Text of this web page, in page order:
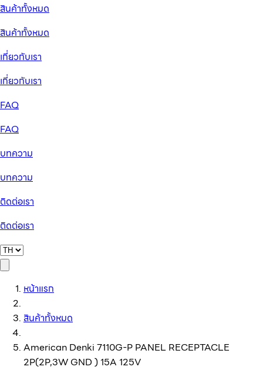
สินค้าทั้งหมด
สินค้าทั้งหมด
เกี่ยวกับเรา
เกี่ยวกับเรา
FAQ
FAQ
บทความ
บทความ
ติดต่อเรา
ติดต่อเรา
หน้าแรก
สินค้าทั้งหมด
American Denki 7110G-P PANEL RECEPTACLE
2P(2P,3W GND ) 15A 125V